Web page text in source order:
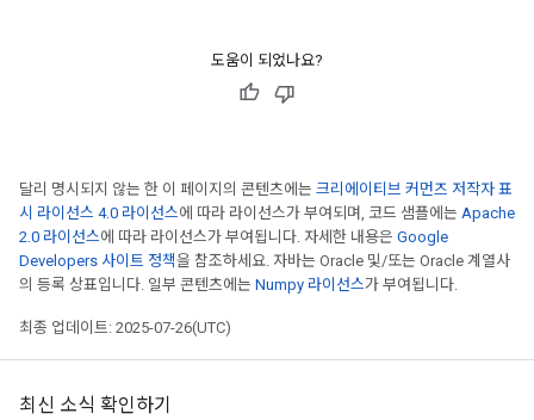
도움이 되었나요?
달리 명시되지 않는 한 이 페이지의 콘텐츠에는 크리에이티브 커먼즈 저작자 표
시 라이선스 4.0 라이선스에 따라 라이선스가 부여되며, 코드 샘플에는 Apache
2.0 라이선스에 따라 라이선스가 부여됩니다. 자세한 내용은 Google
Developers 사이트 정책을 참조하세요. 자바는 Oracle 및/또는 Oracle 계열사
의 등록 상표입니다. 일부 콘텐츠에는 Numpy 라이선스가 부여됩니다.
최종 업데이트: 2025-07-26(UTC)
최신 소식 확인하기